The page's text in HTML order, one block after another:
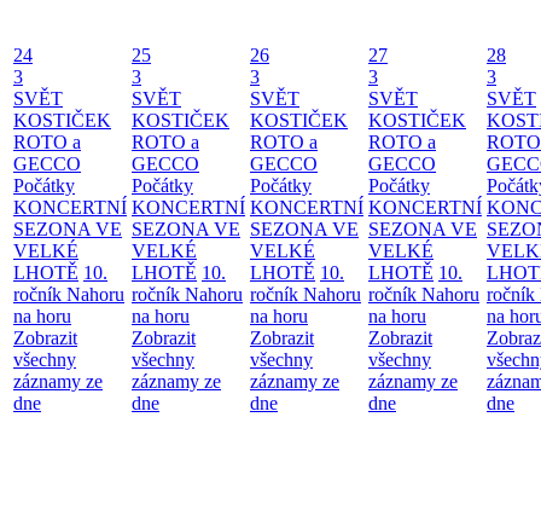
24
3
SVĚT
KOSTIČEK
ROTO a
GECCO
Počátky
KONCERTNÍ
SEZONA VE
VELKÉ
LHOTĚ 10.
ročník Nahoru
na horu
Zobrazit
všechny
záznamy ze
dne
25
3
SVĚT
KOSTIČEK
ROTO a
GECCO
Počátky
KONCERTNÍ
SEZONA VE
VELKÉ
LHOTĚ 10.
ročník Nahoru
na horu
Zobrazit
všechny
záznamy ze
dne
26
3
SVĚT
KOSTIČEK
ROTO a
GECCO
Počátky
KONCERTNÍ
SEZONA VE
VELKÉ
LHOTĚ 10.
ročník Nahoru
na horu
Zobrazit
všechny
záznamy ze
dne
27
3
SVĚT
KOSTIČEK
ROTO a
GECCO
Počátky
KONCERTNÍ
SEZONA VE
VELKÉ
LHOTĚ 10.
ročník Nahoru
na horu
Zobrazit
všechny
záznamy ze
dne
28
3
SVĚT
ročník
na
dne